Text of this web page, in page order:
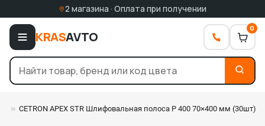
2 магазина · Оплата при получении
KRASAVTO
0
CETRON APEX STR Шлифовальная полоса P 400 70×400 мм (30шт)